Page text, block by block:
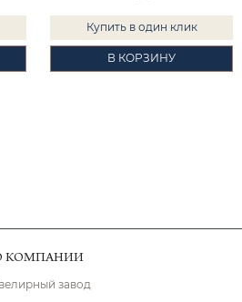
Купить в один клик
В КОРЗИНУ
КОМПАНИИ
завод